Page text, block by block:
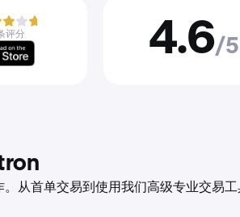
评分 4.6/5
从首单交易到使用我们高级专业交易